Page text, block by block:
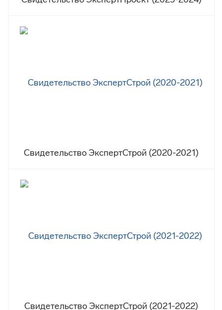
Свидетельство ЭкспертСтрой (2020-2021)
Свидетельство ЭкспертСтрой (2021-2022)